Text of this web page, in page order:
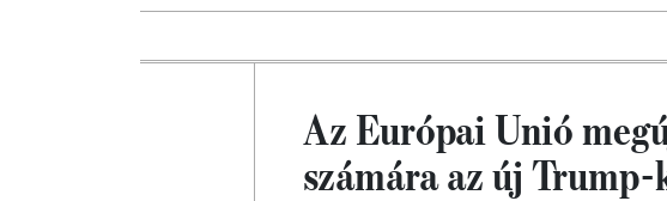
Az Európai Unió
számára az új